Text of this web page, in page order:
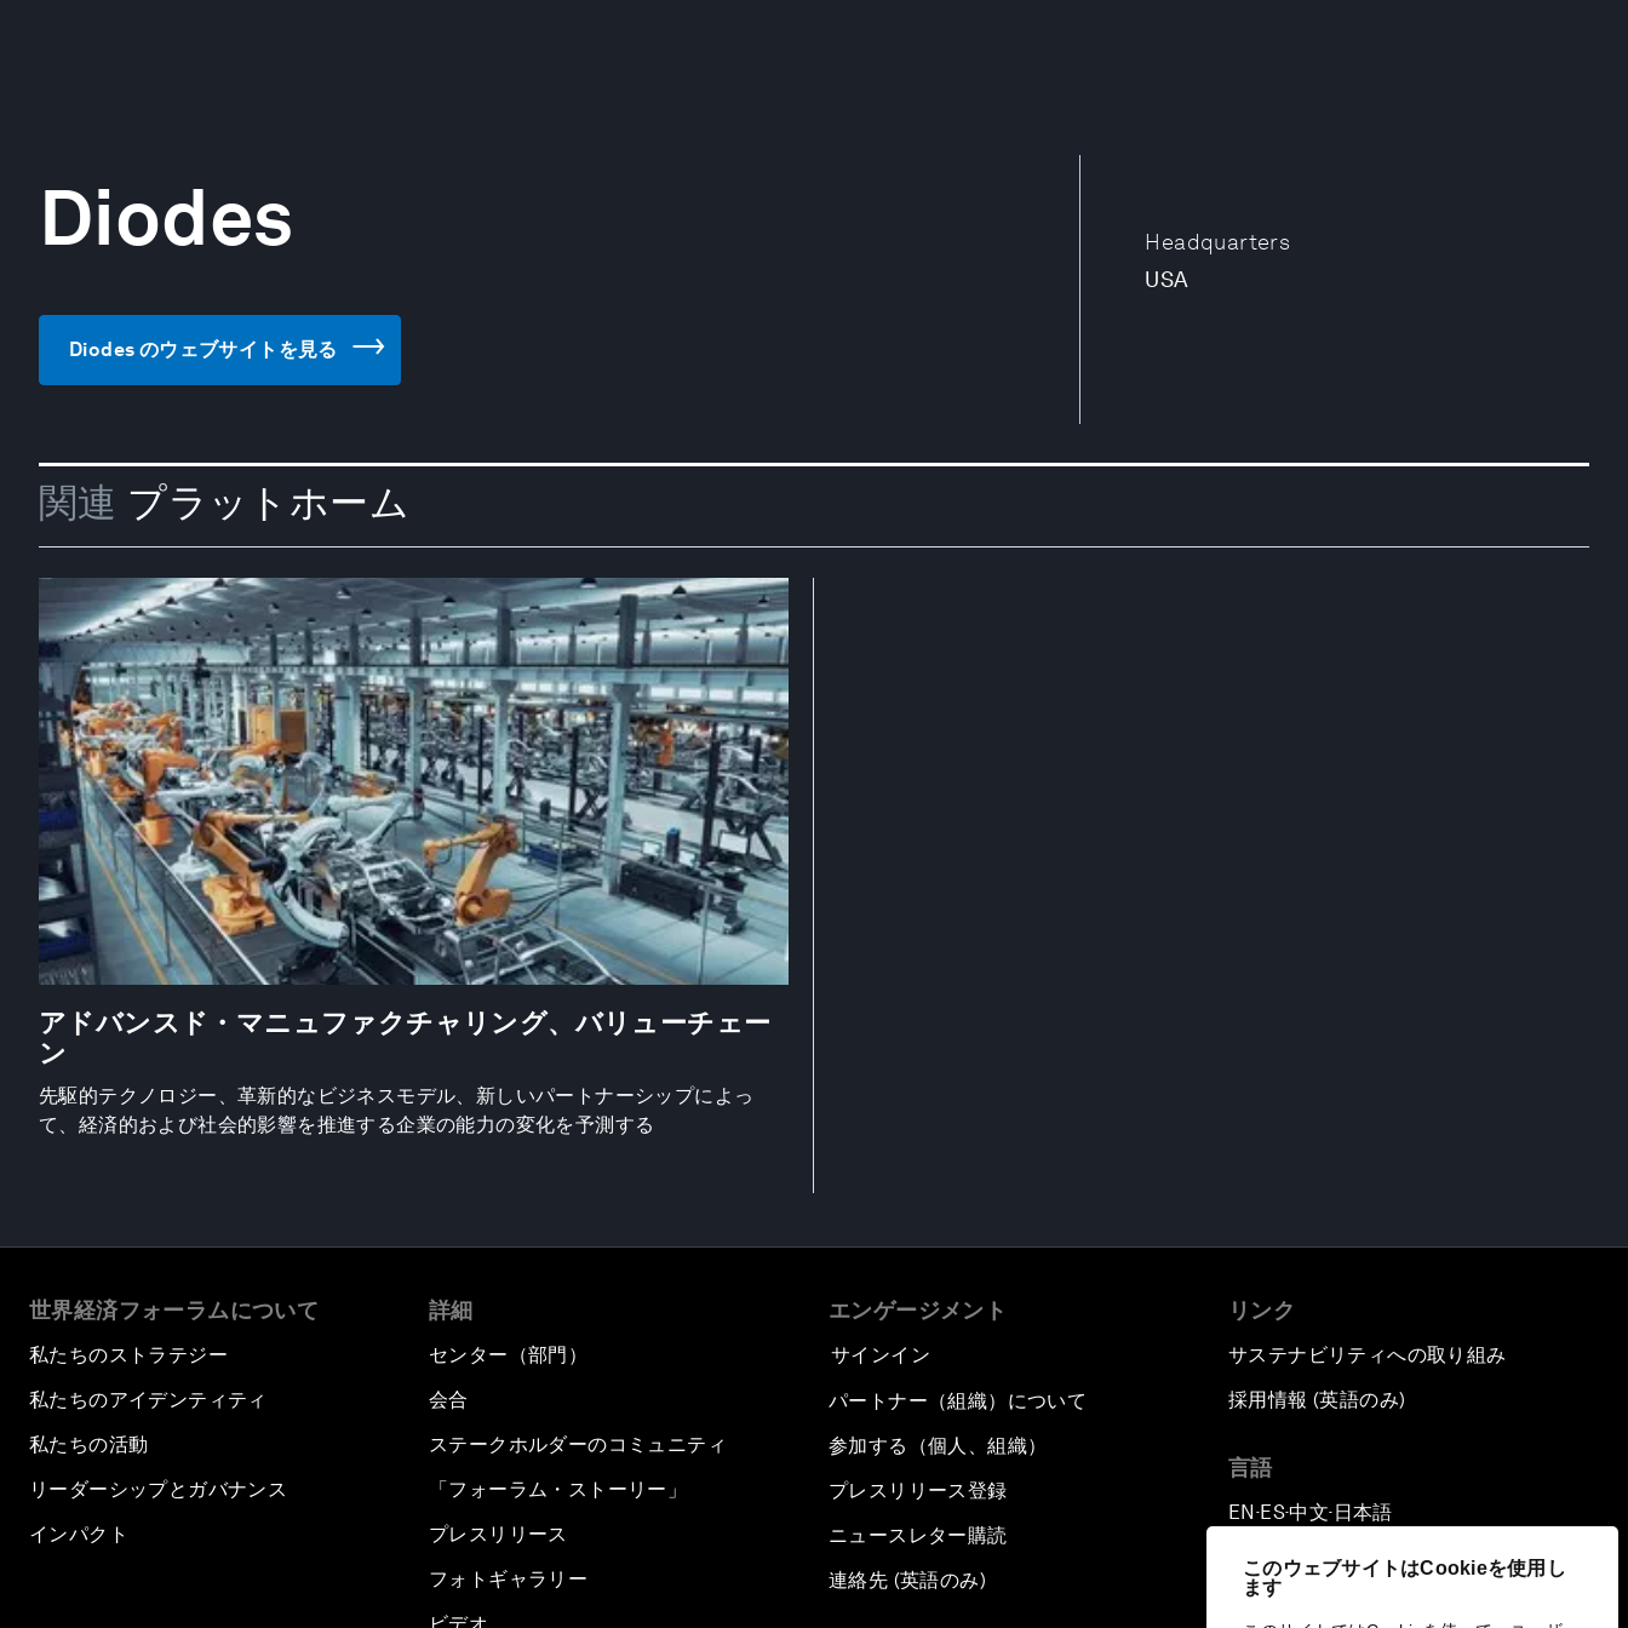
このウェブサイトはCookieを使用し
ます
Headquarters
USA
Diodes
Diodes のウェブサイトを見る
関連 プラットホーム
アドバンスド・マニュファクチャリング、バリューチェー
ン
先駆的テクノロジー、革新的なビジネスモデル、新しいパートナーシップによっ
て、経済的および社会的影響を推進する企業の能力の変化を予測する
世界経済フォーラムについて
私たちのストラテジー
私たちのアイデンティティ
私たちの活動
リーダーシップとガバナンス
インパクト
詳細
センター（部門）
会合
ステークホルダーのコミュニティ
「フォーラム・ストーリー」
プレスリリース
フォトギャラリー
ビデオ
エンゲージメント
サインイン
パートナー（組織）について
参加する（個人、組織）
プレスリリース登録
ニュースレター購読
連絡先 (英語のみ)
リンク
サステナビリティへの取り組み
採用情報 (英語のみ)
言語
EN ▪ES▪中文▪ 日本語